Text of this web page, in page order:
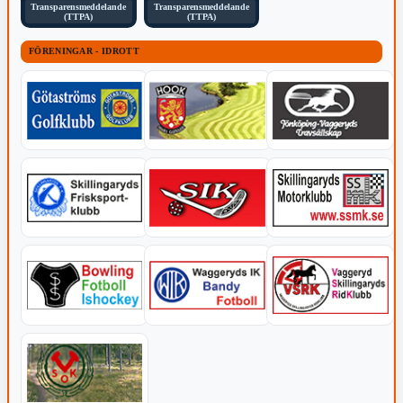
Transparensmeddelande
(TTPA)
Transparensmeddelande
(TTPA)
FÖRENINGAR - IDROTT